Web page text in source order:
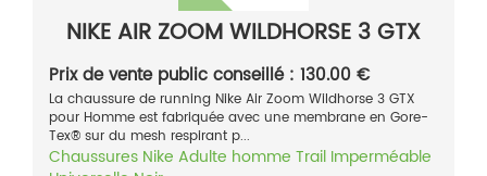
NIKE AIR ZOOM WILDHORSE 3 GTX
Prix de vente public conseillé : 130.00 €
La chaussure de running Nike Air Zoom Wildhorse 3 GTX
pour Homme est fabriquée avec une membrane en Gore-
Tex® sur du mesh respirant p...
Chaussures Nike Adulte homme Trail Imperméable